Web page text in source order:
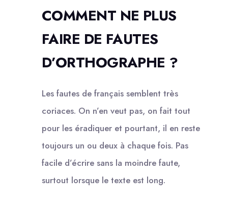
COMMENT NE PLUS
FAIRE DE FAUTES
D’ORTHOGRAPHE ?
Les fautes de français semblent très
coriaces. On n’en veut pas, on fait tout
pour les éradiquer et pourtant, il en reste
toujours un ou deux à chaque fois. Pas
facile d’écrire sans la moindre faute,
surtout lorsque le texte est long.